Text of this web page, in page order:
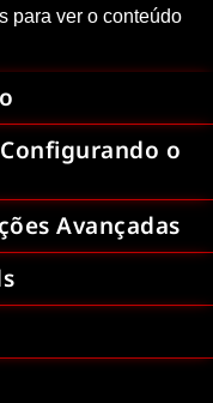
para ver o conteúdo
o
Avançadas